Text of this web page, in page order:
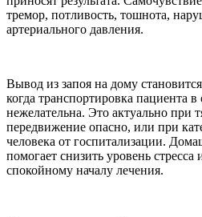
тремор, потливость, тошнота,
артериального давления.
Вывод из запоя на дому
когда транспортировка пациента
нежелательна. Это актуально при
передвижение опасно, или при
человека от госпитализации.
помогает снизить уровень стресса
спокойному началу лечения.